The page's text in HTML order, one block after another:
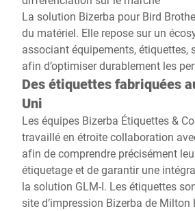
La solution Bizerba pour Bird
du matériel. Elle repose sur un
associant équipements, étiquettes,
afin d’optimiser durablement les
Des étiquettes fabriquées
Uni
Les équipes Bizerba Étiquettes &
travaillé en étroite collaboration
afin de comprendre précisément
étiquetage et de garantir une
la solution GLM-I. Les étiquettes
site d’impression Bizerba de Milton